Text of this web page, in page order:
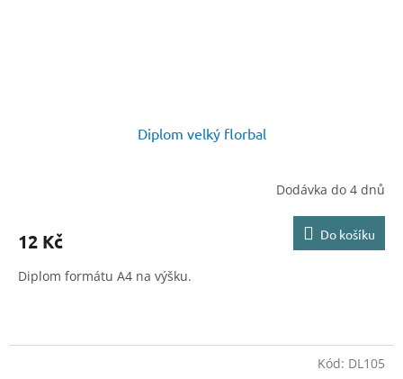
Diplom velký florbal
Dodávka do 4 dnů
12 Kč Do košíku
Diplom formátu A4 na výšku.
Kód: DL105